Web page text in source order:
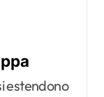
estendono